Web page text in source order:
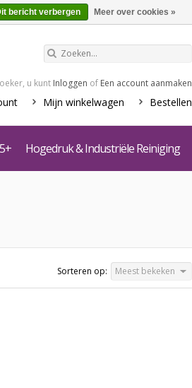
u kunt Inloggen of Een account aanmaken
Mijn winkelwagen Bestellen
Hogedruk & Industriële Reiniging
Sorteren op: Meest bekeken
bericht verbergen Meer over cookies »